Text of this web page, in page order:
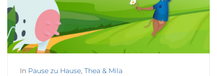
In Pause zu Hause, Thea & Mila